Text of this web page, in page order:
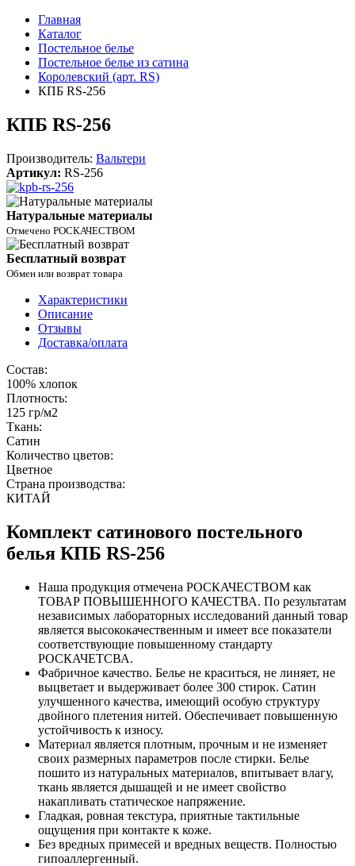
Главная
Каталог
Постельное белье
Постельное белье из сатина
Королевский (арт. RS)
КПБ RS-256
КПБ RS-256
Производитель: Вальтери
Артикул: RS-256
Натуральные материалы
Отмечено РОСКАЧЕСТВОМ
Бесплатный возврат
Обмен или возврат товара
Характеристики
Описание
Отзывы
Доставка/оплата
Состав:
100% хлопок
Плотность:
125 гр/м2
Ткань:
Сатин
Количество цветов:
Цветное
Страна производства:
КИТАЙ
Комплект сатинового постельного
белья КПБ RS-256
Наша продукция отмечена РОСКАЧЕСТВОМ как
ТОВАР ПОВЫШЕННОГО КАЧЕСТВА. По результатам
независимых лабораторных исследований данный товар
является высококачественным и имеет все показатели
соответствующие повышенному стандарту
РОСКАЧЕТСВА.
Фабричное качество. Белье не краситься, не линяет, не
выцветает и выдерживает более 300 стирок. Сатин
улучшенного качества, имеющий особую структуру
двойного плетения нитей. Обеспечивает повышенную
устойчивость к износу.
Материал является плотным, прочным и не изменяет
своих размерных параметров после стирки. Белье
пошито из натуральных материалов, впитывает влагу,
ткань является дышащей и не имеет свойство
накапливать статическое напряжение.
Гладкая, ровная текстура, приятные тактильные
ощущения при контакте к коже.
Без вредных примесей и вредных веществ. Полностью
гипоаллергенный.